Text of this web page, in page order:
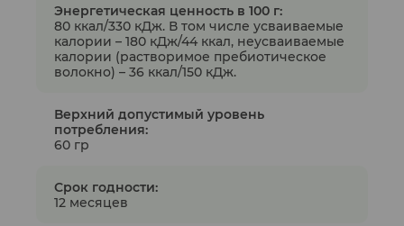
Энергетическая ценность в 100 г:
80 ккал/330 кДж. В том числе усваиваемые
калории – 180 кДж/44 ккал, неусваиваемые
калории (растворимое пребиотическое
волокно) – 36 ккал/150 кДж.
Верхний допустимый уровень
потребления:
60 гр
Срок годности:
12 месяцев